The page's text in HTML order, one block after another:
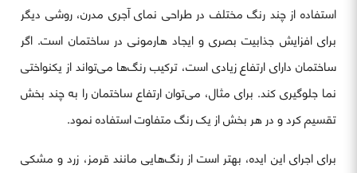
استفاده از چند رنگ مختلف در طراحی نمای آجری مدرن، روشی دیگر
برای افزایش جذابیت بصری و ایجاد هارمونی در ساختمان است. اگر
ساختمان دارای ارتفاع زیادی است، ترکیب رنگ‌ها می‌تواند از یکنواختی
نما جلوگیری کند. برای مثال، می‌توان ارتفاع ساختمان را به چند بخش
تقسیم کرد و در هر بخش از یک رنگ متفاوت استفاده نمود.
برای اجرای این ایده، بهتر است از رنگ‌هایی مانند قرمز، زرد و مشکی